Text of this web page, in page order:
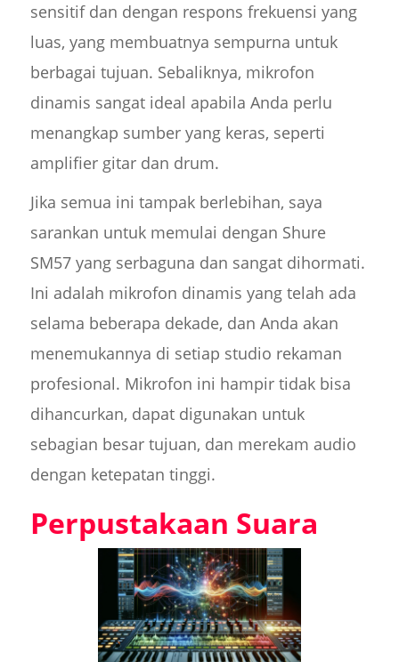
sensitif dan dengan respons frekuensi yang
luas, yang membuatnya sempurna untuk
berbagai tujuan. Sebaliknya, mikrofon
dinamis sangat ideal apabila Anda perlu
menangkap sumber yang keras, seperti
amplifier gitar dan drum.
Jika semua ini tampak berlebihan, saya
sarankan untuk memulai dengan Shure
SM57 yang serbaguna dan sangat dihormati.
Ini adalah mikrofon dinamis yang telah ada
selama beberapa dekade, dan Anda akan
menemukannya di setiap studio rekaman
profesional. Mikrofon ini hampir tidak bisa
dihancurkan, dapat digunakan untuk
sebagian besar tujuan, dan merekam audio
dengan ketepatan tinggi.
Perpustakaan Suara